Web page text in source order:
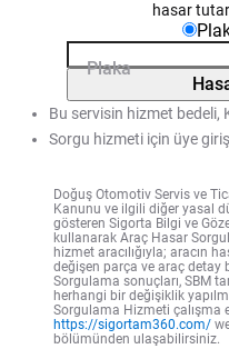
hasar
Plaka
Bu servisin hizmet bedeli,
Sorgu hizmeti için üye
Doğuş Otomotiv Servis ve
Kanunu ve ilgili diğer yasal
gösteren Sigorta Bilgi ve
kullanarak Araç Hasar
hizmet aracılığıyla; aracın
değişen parça ve araç
Sorgulama sonuçları, SBM
herhangi bir değişiklik
Sorgulama Hizmeti çalışma
https://sigortam360.com/
bölümünden ulaşabilirsiniz.